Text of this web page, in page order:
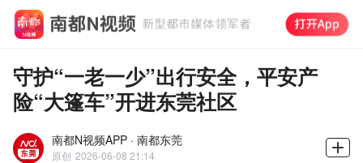
守护“一老一少”出行安全，平安产
险“大篷车”开进东莞社区
南都N视频APP · 南都东莞
原创 2026-06-08 21:14